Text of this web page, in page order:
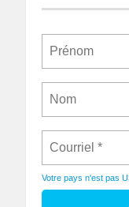
Votre pays n'est pas